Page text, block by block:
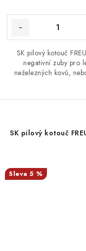
SK pilový kotouč
negativní zuby pro
neželezných kovů,
SK pilový kotouč
5 %